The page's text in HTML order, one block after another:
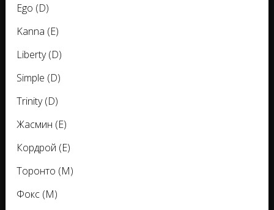
Ego (D)
Kanna (E)
Liberty (D)
Simple (D)
Trinity (D)
Жасмин (E)
Кордрой (E)
Торонто (M)
Фокс (M)